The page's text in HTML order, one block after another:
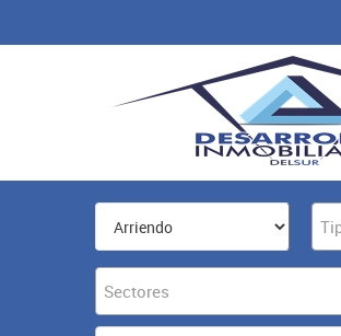
Sectores